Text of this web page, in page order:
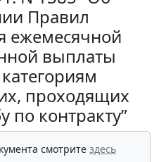
Правил
ежемесячной
выплаты
проходящих
по контракту”
смотрите здесь